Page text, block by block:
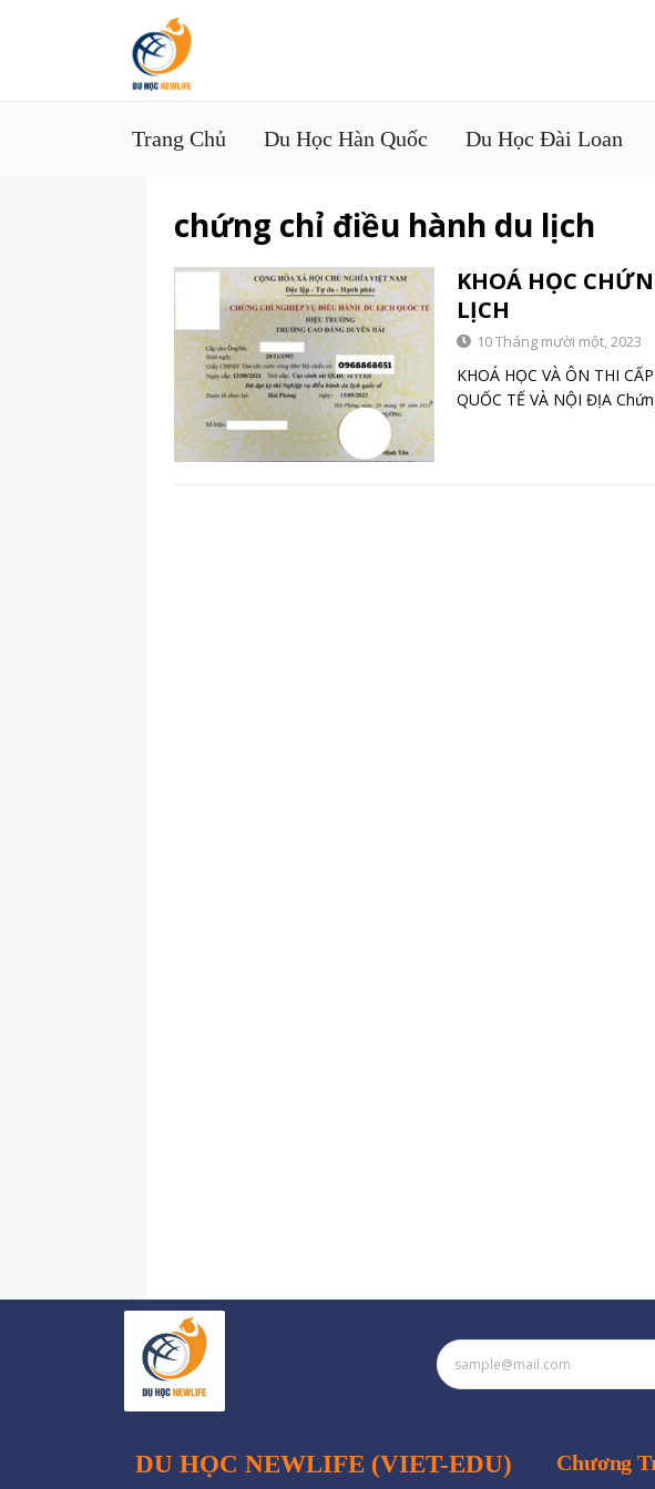
Trang Chủ Du Học Hàn Quốc Du Học Đài Loan
chứng chỉ điều hành du lịch
KHOÁ HỌC
LỊCH
10 Tháng mười một, 2023
KHOÁ HỌC VÀ ÔN THI
QUỐC TẾ VÀ NỘI ĐỊA
DU HỌC NEWLIFE (VIET-EDU) Chương